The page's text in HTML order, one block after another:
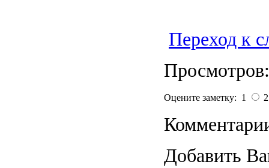
Переход к
Оцените заметку: 1
Добавить